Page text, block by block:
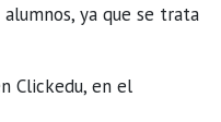
ya que se trata
Clickedu, en el